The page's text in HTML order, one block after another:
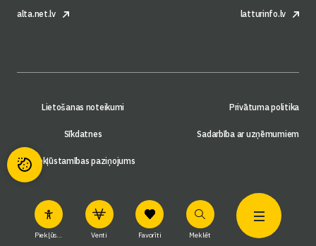
Piekļūstamība Venti Favorīti Meklēt
alta.net.lv latturinfo.lv
Lietošanas noteikumi Privātuma politika
Sīkdatnes Sadarbība ar uzņēmumiem
Piekļūstamības paziņojums